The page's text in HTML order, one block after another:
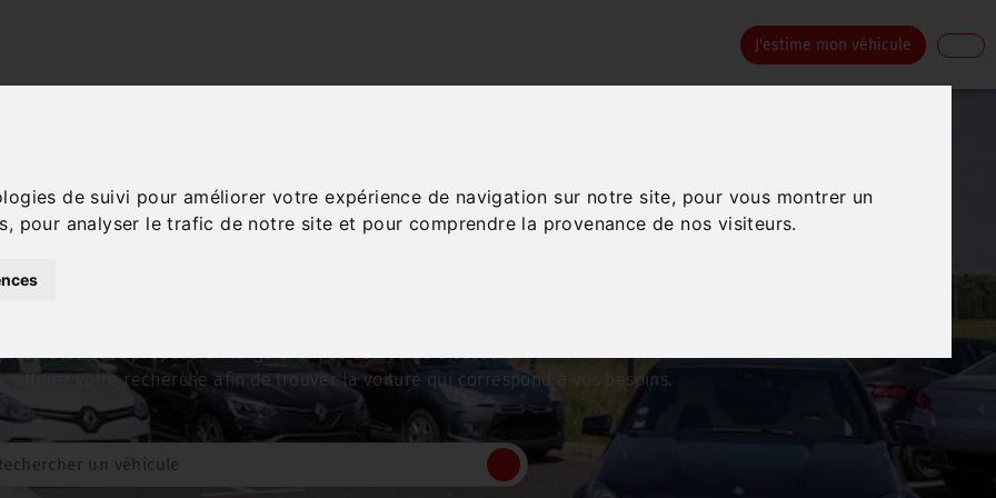
de suivi pour améliorer votre expérience de navigation sur notre site, pour vous montrer un
pour analyser le trafic de notre site et pour comprendre la provenance de nos visiteurs.
J'estime mon véhicule
région Occitanie et vous recherchez une
? Rendez visite à Surplus Autos !
Autos vous propose un large choix de véhicules d'occasion.
affinez votre recherche afin de trouver la voiture qui correspond à vos besoins.